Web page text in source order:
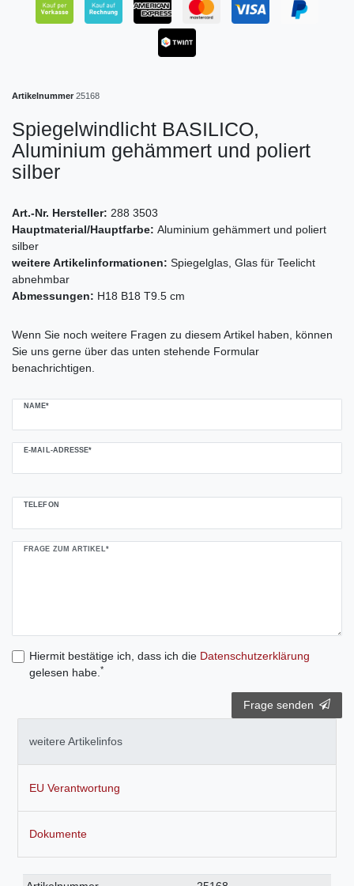
Artikelnummer 25168
Spiegelwindlicht BASILICO,
Aluminium gehämmert und poliert
silber
Art.-Nr. Hersteller: 288 3503
Hauptmaterial/Hauptfarbe: Aluminium gehämmert und poliert
silber
weitere Artikelinformationen: Spiegelglas, Glas für Teelicht
abnehmbar
Abmessungen: H18 B18 T9.5 cm
Wenn Sie noch weitere Fragen zu diesem Artikel haben, können
Sie uns gerne über das unten stehende Formular
benachrichtigen.
NAME*
E-MAIL-ADRESSE*
TELEFON
FRAGE ZUM ARTIKEL*
Hiermit bestätige ich, dass ich die Daten­schutz­erklärung
gelesen habe. *
Frage senden
weitere Artikelinfos
EU Verantwortung
Dokumente